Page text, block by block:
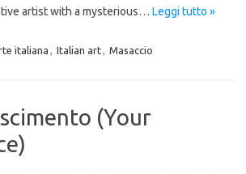
artist with a mysterious… Leggi tutto »
italiana Italian art Masaccio
(Your